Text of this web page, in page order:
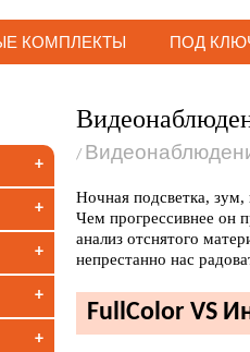
КОМПЛЕКТЫ ПОД
/
Ночная подсветка,
Чем прогрессивнее он
анализ отснятого
непрестанно нас
FullColor VS
+
+
+
+
+